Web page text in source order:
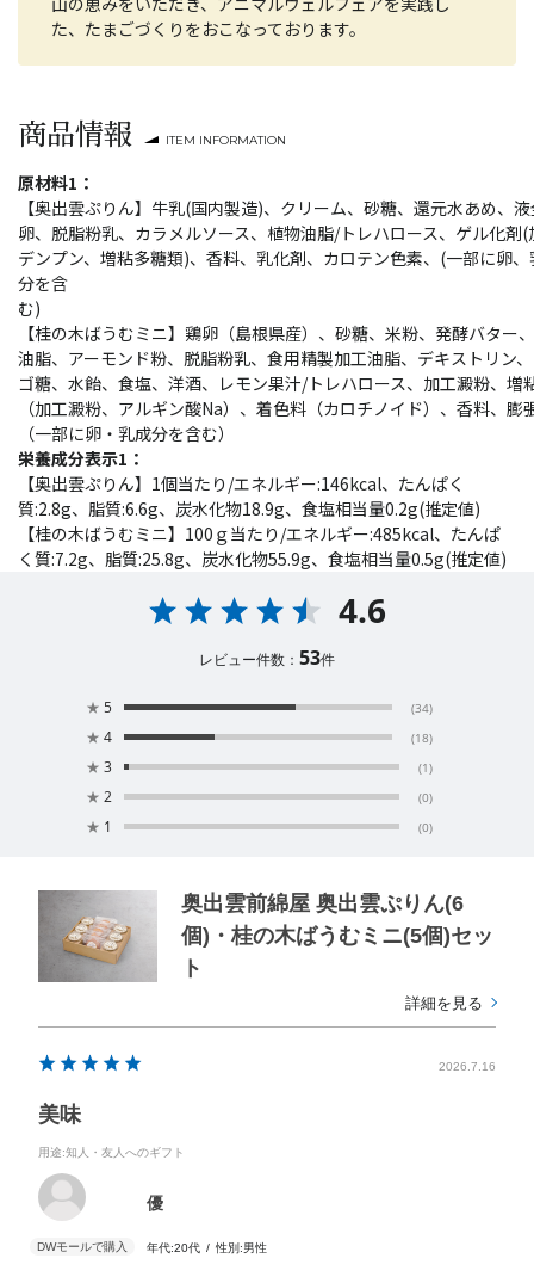
た、たまごづくりをおこなっております。
商品情報 ITEM INFORMATION
原材料1：
【奥出雲ぷりん】牛乳(国内製造)、クリーム、砂糖、還元水あめ、
卵、脱脂粉乳、カラメルソース、植物油脂/トレハロース、ゲル化剤(
デンプン、増粘多糖類)、香料、乳化剤、カロテン色素、(一部に卵、
分を含
む
【桂の木ばうむミニ】鶏卵（島根県産）、砂糖、米粉、発酵バター
油脂、アーモンド粉、脱脂粉乳、食用精製加工油脂、デキストリン
ゴ糖、水飴、食塩、洋酒、レモン果汁/トレハロース、加工澱粉、増
（加工澱粉、アルギン酸Na）、着色料（カロチノイド）、香料、膨
（一部に卵・乳成分を含む）
栄養成分表示1：
【奥出雲ぷりん】1個当たり/エネルギー:146kcal、たんぱく
質:2.8g、脂質:6.6g、炭水化物18.9g、食塩相当量0.2g(推定値)
【桂の木ばうむミニ】100ｇ当たり/エネルギー:485kcal、たんぱ
く質:7.2g、脂質:25.8g、炭水化物55.9g、食塩相当量0.5g(推定値)
4.6
レビュー件数： 53件
★ 5 (34)
★ 4 (18)
★ 3 (1)
★ 2 (0)
★ 1 (0)
奥出雲前綿屋 奥出雲ぷりん(6
個)・桂の木ばうむミニ(5個)セッ
ト
詳細を見る
2026.7.16
美味
用途:知人・友人へのギフト
優
年代:20代 性別:男性